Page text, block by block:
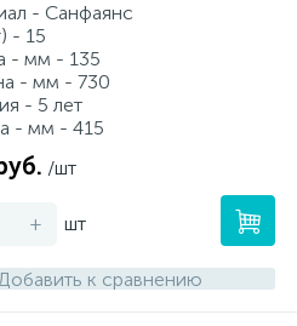
- Санфаянс
- 15
- мм - 135
- мм - 730
- 5 лет
- мм - 415
/шт
+ шт
Добавить к сравнению